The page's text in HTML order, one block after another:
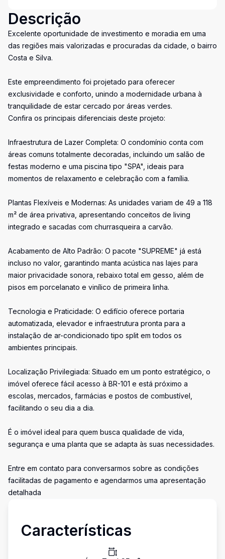
Descrição
Excelente oportunidade de investimento e moradia em uma
das regiões mais valorizadas e procuradas da cidade, o bairro
Costa e Silva.
Este empreendimento foi projetado para oferecer
exclusividade e conforto, unindo a modernidade urbana à
tranquilidade de estar cercado por áreas verdes.
Confira os principais diferenciais deste projeto:
Infraestrutura de Lazer Completa: O condomínio conta com
áreas comuns totalmente decoradas, incluindo um salão de
festas moderno e uma piscina tipo "SPA", ideais para
momentos de relaxamento e celebração com a família.
Plantas Flexíveis e Modernas: As unidades variam de 49 a 118
m² de área privativa, apresentando conceitos de living
integrado e sacadas com churrasqueira a carvão.
Acabamento de Alto Padrão: O pacote "SUPREME" já está
incluso no valor, garantindo manta acústica nas lajes para
maior privacidade sonora, rebaixo total em gesso, além de
pisos em porcelanato e vinílico de primeira linha.
Tecnologia e Praticidade: O edifício oferece portaria
automatizada, elevador e infraestrutura pronta para a
instalação de ar-condicionado tipo split em todos os
ambientes principais.
Localização Privilegiada: Situado em um ponto estratégico, o
imóvel oferece fácil acesso à BR-101 e está próximo a
escolas, mercados, farmácias e postos de combustível,
facilitando o seu dia a dia.
É o imóvel ideal para quem busca qualidade de vida,
segurança e uma planta que se adapta às suas necessidades.
Entre em contato para conversarmos sobre as condições
facilitadas de pagamento e agendarmos uma apresentação
detalhada
Características